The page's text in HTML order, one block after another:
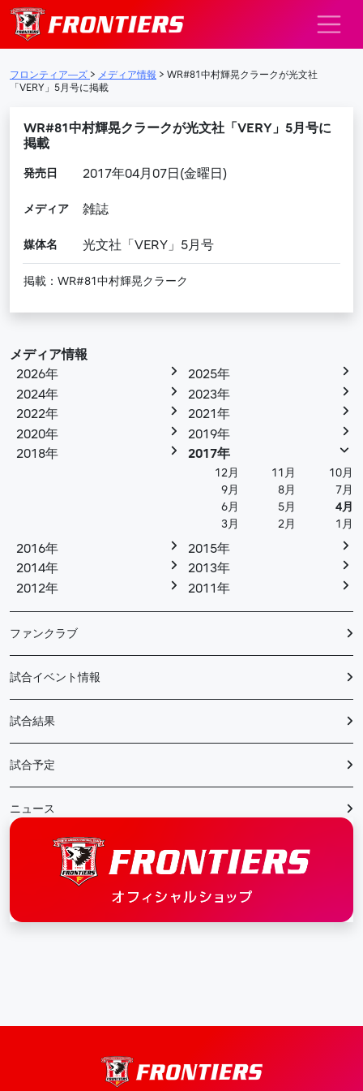
メインナビゲーション
フロンティア―ズ > メディア情報 > WR#81中村輝晃クラークが光文社
「VERY」5月号に掲載
WR#81中村輝晃クラークが光文社「VERY」5月号に
掲載
発売日 2017年04月07日(金曜日)
メディア 雑誌
媒体名 光文社「VERY」5月号
掲載：WR#81中村輝晃クラーク
メディア情報
2026年
2025年
2024年
2023年
2022年
2021年
2020年
2019年
2018年
2017年
12月 11月
10月
9月
8月
7月
6月
5月
4月
3月
2月 1月
2016年
2015年
2014年
2013年
2012年
2011年
ファンクラブ
試合イベント情報
試合結果
試合予定
ニュース